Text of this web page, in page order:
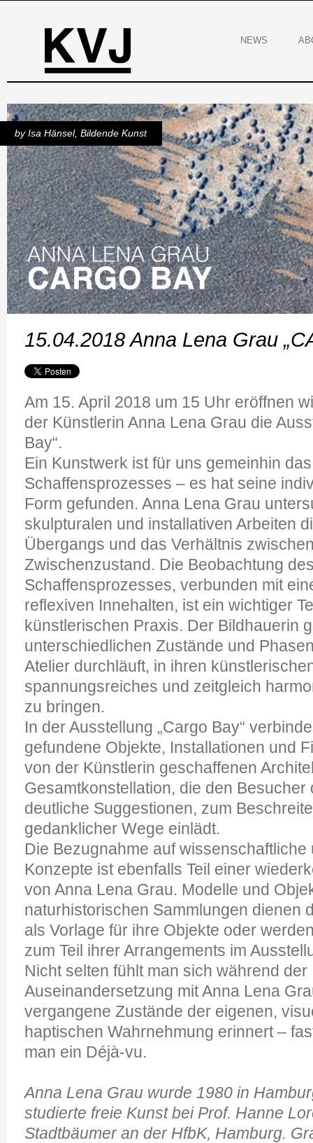
NEWS
by Isa Hänsel, Bildende Kunst
15.04.2018 Anna Lena Grau
Am 15. April 2018 um 15 Uhr eröffnen
der Künstlerin Anna Lena Grau die
Bay“.
Ein Kunstwerk ist für uns gemeinhin
Schaffensprozesses – es hat seine
Form gefunden. Anna Lena Grau
skulpturalen und installativen Arbeiten
Übergangs und das Verhältnis
Zwischenzustand. Die Beobachtung
Schaffensprozesses, verbunden mit
reflexiven Innehalten, ist ein wichtiger
künstlerischen Praxis. Der Bildhauerin
unterschiedlichen Zustände und
Atelier durchläuft, in ihren
spannungsreiches und zeitgleich
zu bringen.
In der Ausstellung „Cargo Bay“
gefundene Objekte, Installationen und
von der Künstlerin geschaffenen
Gesamtkonstellation, die den Besucher
deutliche Suggestionen, zum
gedanklicher Wege einlädt.
Die Bezugnahme auf
Konzepte ist ebenfalls Teil einer
von Anna Lena Grau. Modelle und
naturhistorischen Sammlungen dienen
als Vorlage für ihre Objekte oder
zum Teil ihrer Arrangements im
Nicht selten fühlt man sich während der
Auseinandersetzung mit Anna Lena
vergangene Zustände der eigenen,
haptischen Wahrnehmung erinnert –
man ein Déjà-vu.
Anna Lena Grau wurde 1980 in
studierte freie Kunst bei Prof. Hanne
Stadtbäumer an der HfbK, Hamburg.